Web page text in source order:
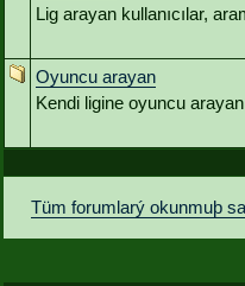
Lig arayan kullanıcılar,
Oyuncu arayan
Kendi ligine oyuncu
Tüm forumlarý okunmuþ